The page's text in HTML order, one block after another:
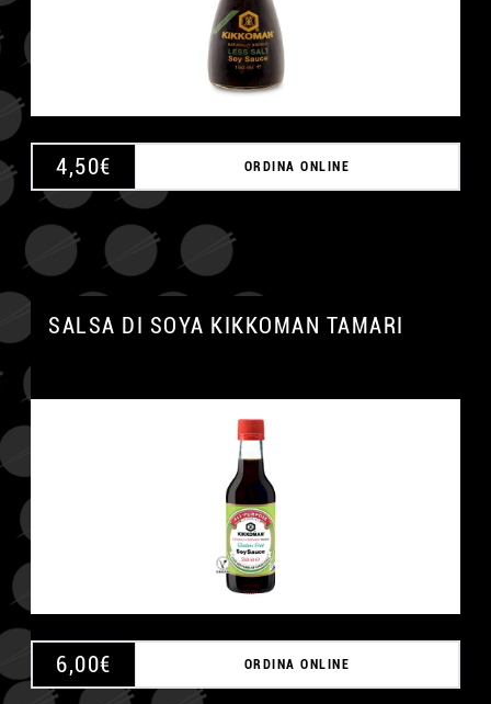
4,50€ ORDINA ONLINE
SALSA DI SOYA KIKKOMAN TAMARI
6,00€ ORDINA ONLINE